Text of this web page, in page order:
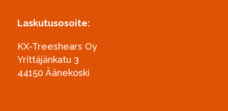
Laskutusosoite:
KX-Treeshears Oy
Yrittäjänkatu 3
44150 Äänekoski